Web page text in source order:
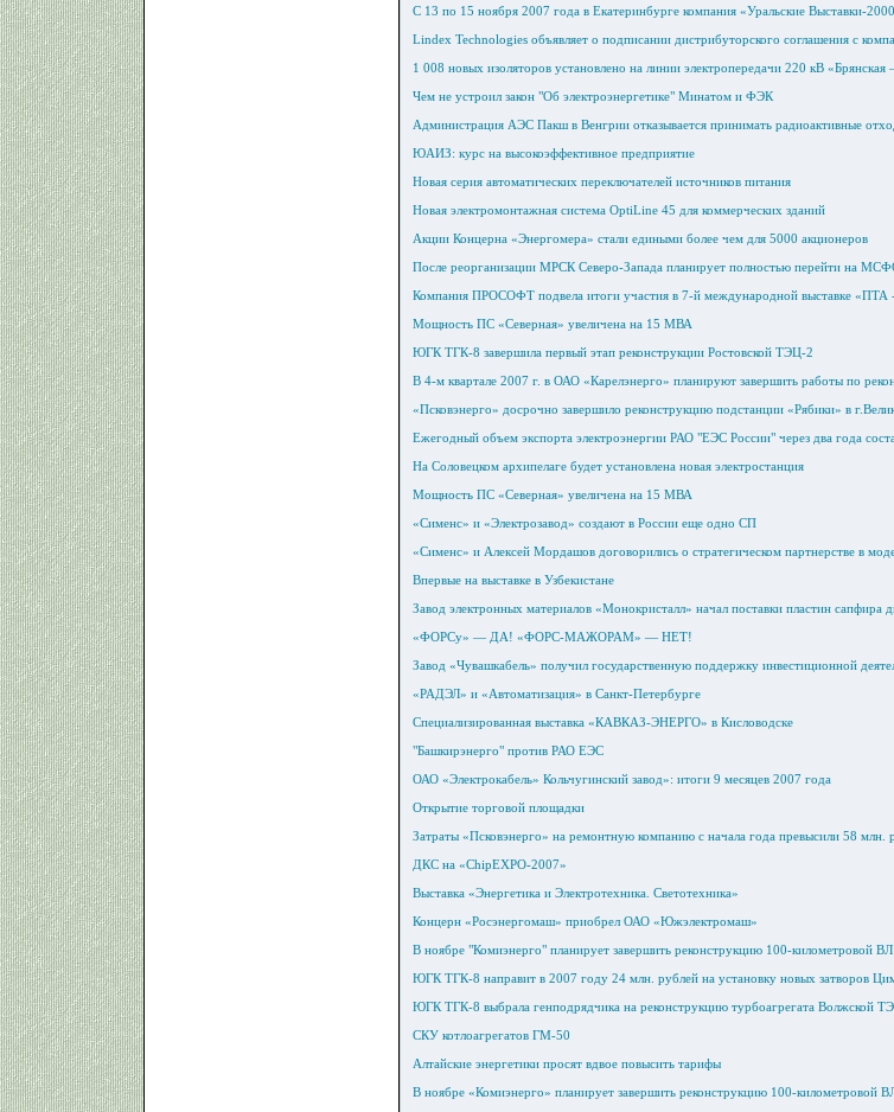
С 13 по 15 ноября 2007 года в Екатеринбурге компания «Уральские Выставки-
Lindex Technologies объявляет о подписании дистрибуторского соглашения с
1 008 новых изоляторов установлено на линии электропередачи 220 кВ
Чем не устроил закон "Об электроэнергетике" Минатом и ФЭК
Администрация АЭС Пакш в Венгрии отказывается принимать радиоактивные
ЮАИЗ: курс на высокоэффективное предприятие
Новая серия автоматических переключателей источников питания
Новая электромонтажная система OptiLine 45 для коммерческих зданий
Акции Концерна «Энергомера» стали едиными более чем для 5000 акционеров
После реорганизации МРСК Северо-Запада планирует полностью перейти на
Компания ПРОСОФТ подвела итоги участия в 7-й международной выставке «ПТА
Мощность ПС «Северная» увеличена на 15 МВА
ЮГК ТГК-8 завершила первый этап реконструкции Ростовской ТЭЦ-2
В 4-м квартале 2007 г. в ОАО «Карелэнерго» планируют завершить работы по
«Псковэнерго» досрочно завершило реконструкцию подстанции «Рябики» в
Ежегодный объем экспорта электроэнергии РАО "ЕЭС России" через два года
На Соловецком архипелаге будет установлена новая электростанция
Мощность ПС «Северная» увеличена на 15 МВА
«Сименс» и «Электрозавод» создают в России еще одно СП
«Сименс» и Алексей Мордашов договорились о стратегическом партнерстве в
Впервые на выставке в Узбекистане
Завод электронных материалов «Монокристалл» начал поставки пластин
«ФОРСу» — ДА! «ФОРС-МАЖОРАМ» — НЕТ!
Завод «Чувашкабель» получил государственную поддержку инвестиционной
«РАДЭЛ» и «Автоматизация» в Санкт-Петербурге
Специализированная выставка «КАВКАЗ-ЭНЕРГО» в Кисловодске
"Башкирэнерго" против РАО ЕЭС
ОАО «Электрокабель» Кольчугинский завод»: итоги 9 месяцев 2007 года
Открытие торговой площадки
Затраты «Псковэнерго» на ремонтную компанию с начала года превысили 58
ДКС на «ChipEXPO-2007»
Выставка «Энергетика и Электротехника. Светотехника»
Концерн «Росэнергомаш» приобрел ОАО «Южэлектромаш»
В ноябре "Комиэнерго" планирует завершить реконструкцию 100-километровой
ЮГК ТГК-8 направит в 2007 году 24 млн. рублей на установку новых затворов
ЮГК ТГК-8 выбрала генподрядчика на реконструкцию турбоагрегата Волжской
СКУ котлоагрегатов ГМ-50
Алтайские энергетики просят вдвое повысить тарифы
В ноябре «Комиэнерго» планирует завершить реконструкцию 100-километровой